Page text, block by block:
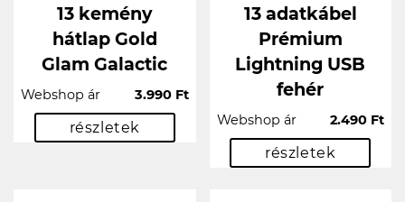
13 kemény
hátlap Gold
Glam Galactic
Webshop ár 3.990 Ft
részletek
13 adatkábel
Prémium
Lightning USB
fehér
Webshop ár 2.490 Ft
részletek